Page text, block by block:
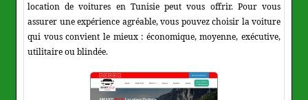
location de voitures en Tunisie peut vous offrir. Pour vous
assurer une expérience agréable, vous pouvez choisir la voiture
qui vous convient le mieux : économique, moyenne, exécutive,
utilitaire ou blindée.